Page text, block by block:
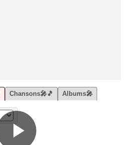
Chansons🎤🎵 Albums🎤